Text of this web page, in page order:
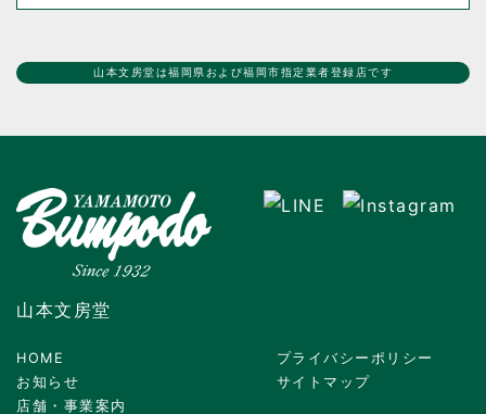
山本文房堂は福岡県および福岡市指定業者登録店です
山本文房堂
HOME
お知らせ
店舗・事業案内
プライバシーポリシー
サイトマップ